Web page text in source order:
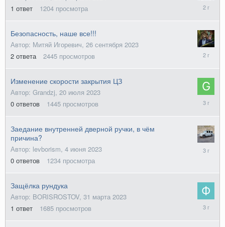
1 ответ 1204 просмотра
26
февраля
2024
Безопасность, наше все!!!
Автор: Митяй Игоревич, 26 сентября 2023
2 ответа 2445 просмотров
27
сентября
2023
Изменение скорости закрытия ЦЗ
Автор: Grandzj, 20 июля 2023
0 ответов 1445 просмотров
20
июля
2023
Заедание внутренней дверной ручки, в чём
причина?
Автор: levborism, 4 июня 2023
0 ответов 1234 просмотра
июня
Защёлка рундука
Автор: BORISROSTOV, 31 марта 2023
1 ответ 1685 просмотров
апреля
2023